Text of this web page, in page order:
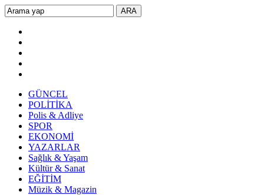
GÜNCEL
POLİTİKA
Polis & Adliye
SPOR
EKONOMİ
YAZARLAR
Sağlık & Yaşam
Kültür & Sanat
EĞİTİM
Müzik & Magazin